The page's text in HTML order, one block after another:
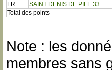
FR
SAINT DENIS DE PILE 33
Total des points
Note : les
membres sans